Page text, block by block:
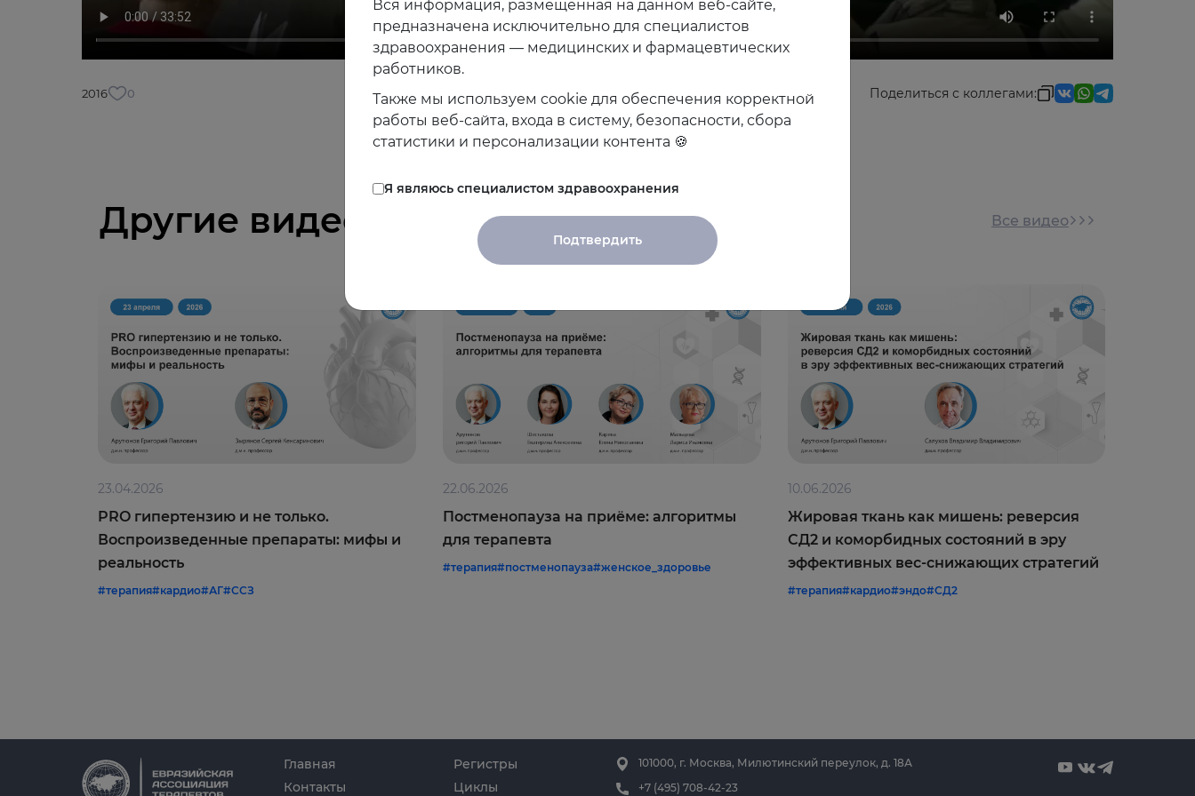
2016 0 Поделиться с коллегами:
Другие видео Все видео
22.06.2026
Постменопауза на приёме: алгоритмы
для терапевта
#терапия#постменопауза#женское_здоровье
10.06.2026
Жировая ткань как мишень: реверсия
СД2 и коморбидных состояний в эру
эффективных вес-снижающих стратегий
#терапия#кардио#эндо#СД2
23.04.2026
PRO гипертензию и не только.
Воспроизведенные препараты: мифы и
реальность
#терапия#кардио#АГ#ССЗ
Главная
Циклы
Регистры
Контакты
101000, г. Москва, Милютинский переулок, д. 18А
+7 (495) 708-42-23
Вся информация, размещённая на данном веб-сайте,
предназначена исключительно для специалистов
здравоохранения — медицинских и фармацевтических
работников.
Также мы используем cookie для обеспечения корректной
работы веб-сайта, входа в систему, безопасности, сбора
статистики и персонализации контента 🍪
Я являюсь специалистом здравоохранения
Подтвердить